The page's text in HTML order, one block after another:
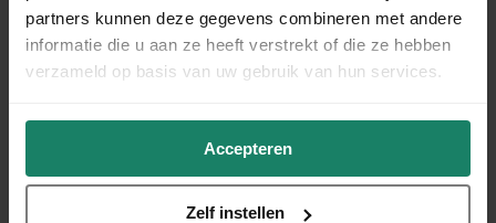
partners kunnen deze gegevens combineren met andere
informatie die u aan ze heeft verstrekt of die ze hebben
verzameld op basis van uw gebruik van hun services.
Accepteren
Zelf instellen